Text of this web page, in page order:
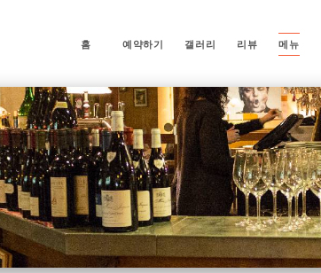
홈 예약하기 갤러리 리뷰 메뉴